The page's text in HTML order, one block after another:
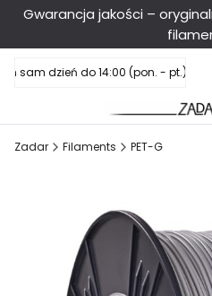
Gwarancja jakości –
sam dzień do 14:00 (pon. - pt.),
Zadar Filaments PET-G